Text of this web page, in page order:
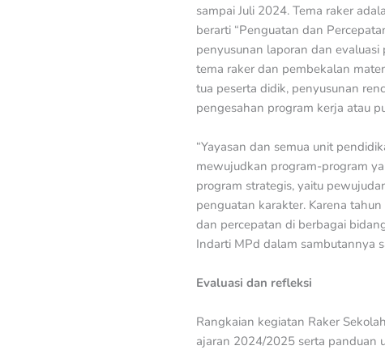
sampai Juli 2024. Tema raker
berarti “Penguatan dan
penyusunan laporan dan
tema raker dan pembekalan
tua peserta didik, penyusunan
pengesahan program kerja atau
“Yayasan dan semua unit
mewujudkan program-program
program strategis, yaitu
penguatan karakter. Karena
dan percepatan di berbagai
Indarti MPd dalam sambutannya
Evaluasi dan refleksi
Rangkaian kegiatan Raker
ajaran 2024/2025 serta panduan